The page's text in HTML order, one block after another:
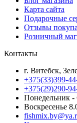
Карта сайта
Подарочные
Отзывы
Розничный
Контакты
г. Витебск,
+375(33)399-
+375(29)290-
Понедельник -
Воскресенье